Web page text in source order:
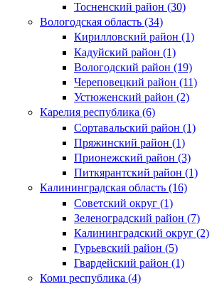
Тосненский район (30)
Вологодская область (34)
Кирилловский район (1)
Кадуйский район (1)
Вологодский район (19)
Череповецкий район (11)
Устюженский район (2)
Карелия республика (6)
Сортавальский район (1)
Пряжинский район (1)
Прионежский район (3)
Питкярантский район (1)
Калининградская область (16)
Советский округ (1)
Зеленоградский район (7)
Калининградский округ (2)
Гурьевский район (5)
Гвардейский район (1)
Коми республика (4)